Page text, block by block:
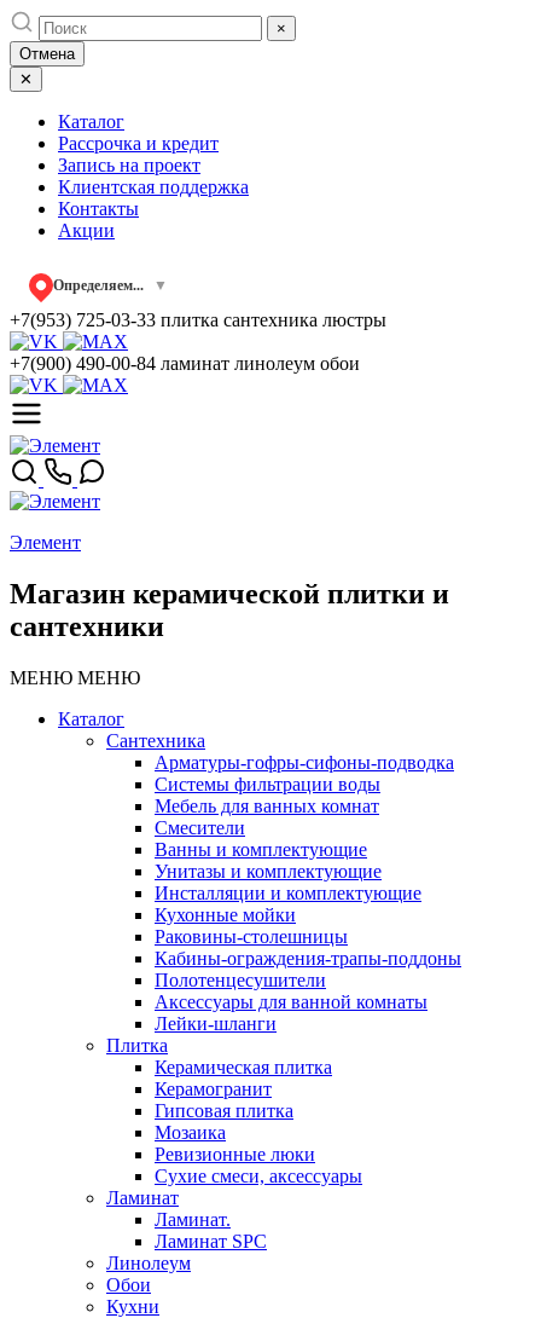
Skip
to
content
×
Отмена
✕
Каталог
Рассрочка и кредит
Запись на проект
Клиентская поддержка
Контакты
Акции
Определяем... ▼
+7(953) 725-03-33 плитка сантехника люстры
+7(900) 490-00-84 ламинат линолеум обои
Элемент
Магазин керамической плитки и
сантехники
МЕНЮ МЕНЮ
Каталог
Сантехника
Арматуры-гофры-сифоны-подводка
Системы фильтрации воды
Мебель для ванных комнат
Смесители
Ванны и комплектующие
Унитазы и комплектующие
Инсталляции и комплектующие
Кухонные мойки
Раковины-столешницы
Кабины-ограждения-трапы-поддоны
Полотенцесушители
Аксессуары для ванной комнаты
Лейки-шланги
Плитка
Керамическая плитка
Керамогранит
Гипсовая плитка
Мозаика
Ревизионные люки
Сухие смеси, аксессуары
Ламинат
Ламинат.
Ламинат SPC
Линолеум
Обои
Кухни